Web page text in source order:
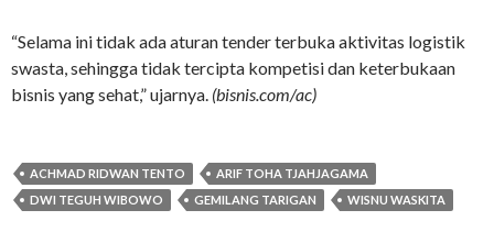
“Selama ini tidak ada aturan tender terbuka aktivitas logistik
swasta, sehingga tidak tercipta kompetisi dan keterbukaan
bisnis yang sehat,” ujarnya. (bisnis.com/ac)
ACHMAD RIDWAN TENTO
ARIF TOHA TJAHJAGAMA
DWI TEGUH WIBOWO
GEMILANG TARIGAN WISNU WASKITA